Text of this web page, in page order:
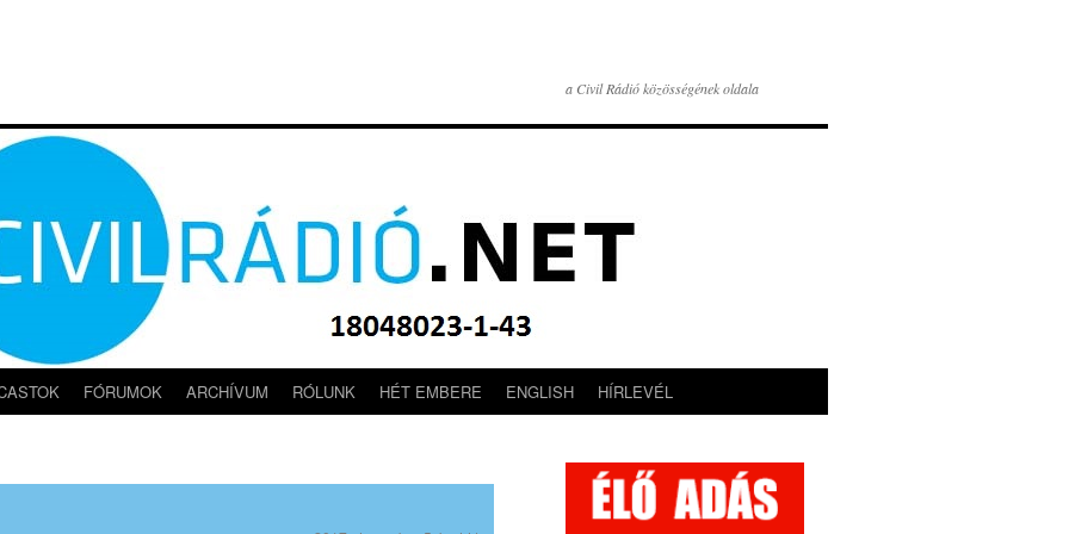
a Civil Rádió közösségének oldala
FÓRUMOK ARCHÍVUM RÓLUNK HÉT EMBERE ENGLISH HÍRLEVÉL